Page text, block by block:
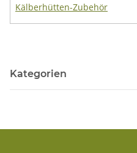
Kälberhütten-Zubehör
Kategorien